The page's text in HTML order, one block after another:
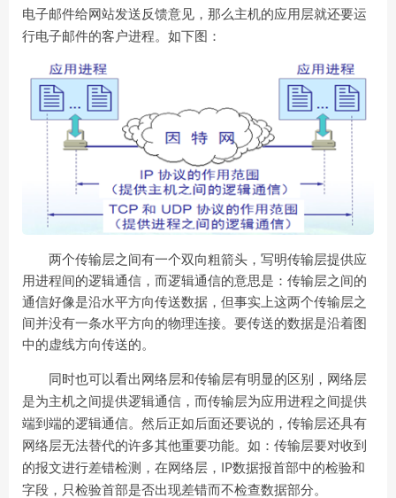
电子邮件给网站发送反馈意见，那么主机的应用层就还要运
行电子邮件的客户进程。如下图：
两个传输层之间有一个双向粗箭头，写明传输层提供应
用进程间的逻辑通信，而逻辑通信的意思是：传输层之间的
通信好像是沿水平方向传送数据，但事实上这两个传输层之
间并没有一条水平方向的物理连接。要传送的数据是沿着图
中的虚线方向传送的。
同时也可以看出网络层和传输层有明显的区别，网络层
是为主机之间提供逻辑通信，而传输层为应用进程之间提供
端到端的逻辑通信。然后正如后面还要说的，传输层还具有
网络层无法替代的许多其他重要功能。如：传输层要对收到
的报文进行差错检测，在网络层， IP数据报首部中的检验和
字段，只检验首部是否出现差错而不检查数据部分。